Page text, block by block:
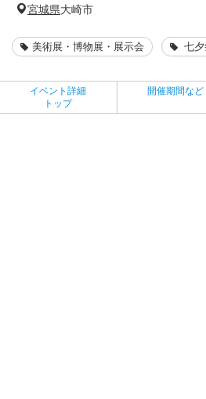
宮城県大崎市
美術展・博物展・展示会 七夕
イベント詳細
トップ
開催期間など